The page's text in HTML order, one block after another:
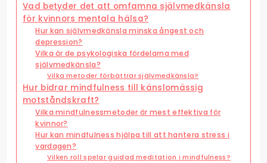
Vad betyder det att omfamna självmedkänsla
för kvinnors mentala hälsa?
Hur kan självmedkänsla minska ångest och
depression?
Vilka är de psykologiska fördelarna med
självmedkänsla?
Vilka metoder förbättrar självmedkänsla?
Hur bidrar mindfulness till känslomässig
motståndskraft?
Vilka mindfulnessmetoder är mest effektiva för
kvinnor?
Hur kan mindfulness hjälpa till att hantera stress i
vardagen?
Vilken roll spelar guidad meditation i mindfulness?